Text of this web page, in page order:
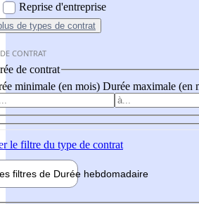
Reprise d'entreprise
de types de contrat
CONTRAT
de contrat
minimale (en mois) Durée maximale (en
le filtre du type de contrat
filtres de Durée hebdomadaire